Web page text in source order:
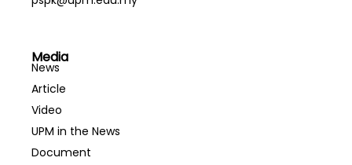
Media
News
Article
Video
UPM in the News
Document